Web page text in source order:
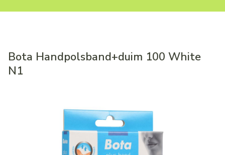
Bota Handpolsband+duim 100 White
N1